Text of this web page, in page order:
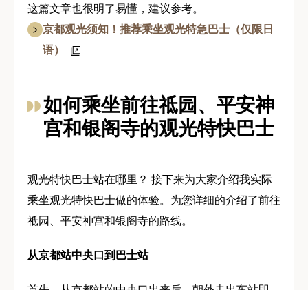
这篇文章也很明了易懂，建议参考。
京都观光须知！推荐乘坐观光特急巴士（仅限日
语）
如何乘坐前往祗园、平安神
宫和银阁寺的观光特快巴士
观光特快巴士站在哪里？ 接下来为大家介绍我实际
乘坐观光特快巴士做的体验。为您详细的介绍了前往
祗园、平安神宫和银阁寺的路线。
从京都站中央口到巴士站